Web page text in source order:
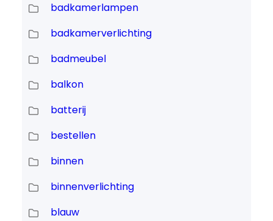
badkamerlampen
badkamerverlichting
badmeubel
balkon
batterij
bestellen
binnen
binnenverlichting
blauw